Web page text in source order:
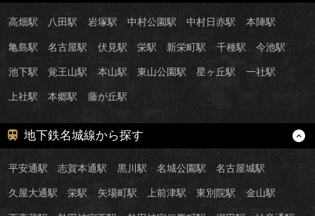
高畑駅 八田駅 岩塚駅 中村公園駅 中村日赤駅 本陣駅
亀島駅 名古屋駅 伏見駅 栄駅 新栄町駅 千種駅 今池駅
池下駅 覚王山駅 本山駅 東山公園駅 星ヶ丘駅 一社駅
上社駅 本郷駅 藤が丘駅
地下鉄名城線から探す
平安通駅 志賀本通駅 黒川駅 名城公園駅 名古屋城駅
久屋大通駅 栄駅 矢場町駅 上前津駅 東別院駅 金山駅